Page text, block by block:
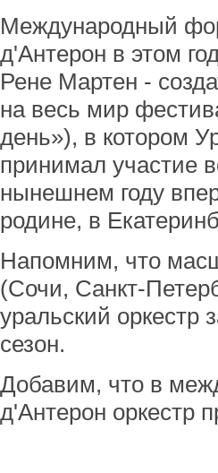
Международный
д'Aнтерон в этом
Рене Мартен -
на весь мир
день»), в котором
принимал участие
нынешнем году
родине, в
Напомним, что
(Сочи, Санкт-
уральский
сезон.
Добавим, что в
д'Aнтерон оркестр